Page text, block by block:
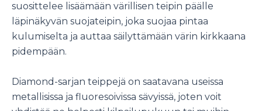
suosittelee lisäämään värillisen teipin päälle
läpinäkyvän suojateipin, joka suojaa pintaa
kulumiselta ja auttaa säilyttämään värin kirkkaana
pidempään.
Diamond-sarjan teippejä on saatavana useissa
metallisissa ja fluoresoivissa sävyissä, joten voit